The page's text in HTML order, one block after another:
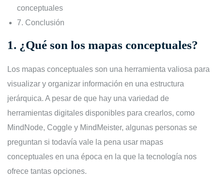
conceptuales
7. Conclusión
1. ¿Qué son los mapas conceptuales?
Los mapas conceptuales son una herramienta valiosa para
visualizar y organizar información en una estructura
jerárquica. A pesar de que hay una variedad de
herramientas digitales disponibles para crearlos, como
MindNode, Coggle y MindMeister, algunas personas se
preguntan si todavía vale la pena usar mapas
conceptuales en una época en la que la tecnología nos
ofrece tantas opciones.